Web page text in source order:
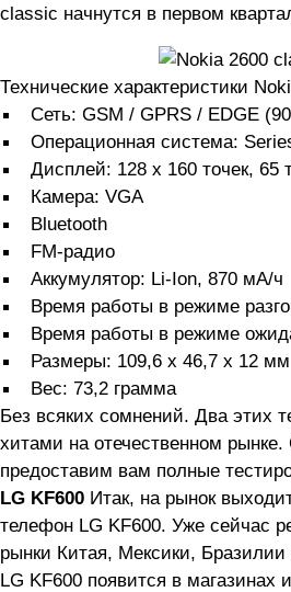
classic начнутся в первом
Технические характеристики
Сеть: GSM / GPRS / EDGE
Операционная система:
Дисплей: 128 x 160 точек, 65
Камера: VGA
Bluetooth
FM-радио
Аккумулятор: Li-Ion, 870 мА/ч
Время работы в режиме
Время работы в режиме
Размеры: 109,6 х 46,7 х 12 мм
Вес: 73,2 грамма
Без всяких сомнений. Два этих
хитами на отечественном
предоставим вам полные
LG KF600 Итак, на рынок
телефон LG KF600. Уже сейчас
рынки Китая, Мексики,
LG KF600 появится в магазинах